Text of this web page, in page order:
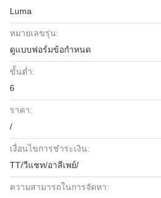
Luma
หมายเลขรุ่น:
ดูแบบฟอร์มข้อกำหนด
ขั้นต่ำ:
6
ราคา:
/
เงื่อนไขการชำระเงิน:
TT/วีแชท/อาลีเพย์/
ความสามารถในการจัดหา: